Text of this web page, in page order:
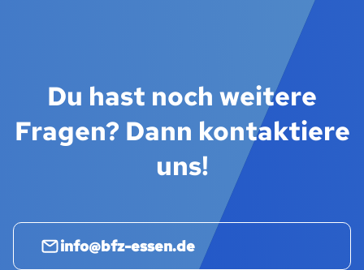
Du hast noch weitere
Fragen? Dann kontaktiere
uns!
info@bfz-essen.de